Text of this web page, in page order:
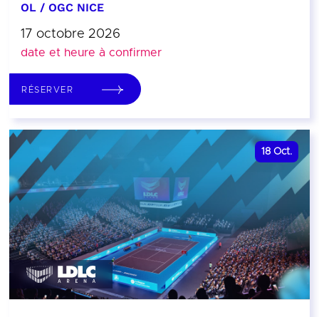
OL / OGC NICE
17 octobre 2026
date et heure à confirmer
RÉSERVER
18 Oct.